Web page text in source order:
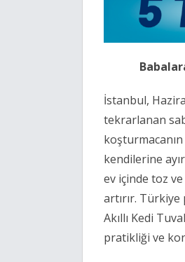
İstanbul,
tekrarlanan
kendilerine
ev içinde toz
artırır.
Akıllı Kedi
pratikliği ve